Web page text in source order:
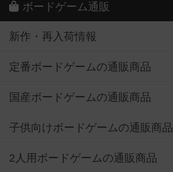
ボードゲーム通販
新作・再入荷情報
定番ボードゲームの通販商品
国産ボードゲームの通販商品
子供向けボードゲームの通販商品
2人用ボードゲームの通販商品